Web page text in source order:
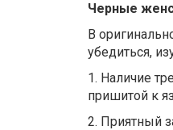
Черные
В
убедиться,
1. Наличие
пришитой к
2. Приятный